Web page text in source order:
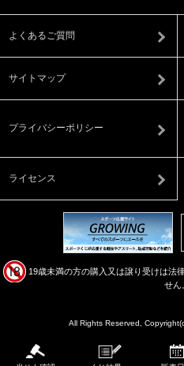
よくあるご質問
サイトマップ
プライバシーポリシー
ライセンス
19歳未満の方の購入又は譲り受けは法
せん
All Rights Reserved,